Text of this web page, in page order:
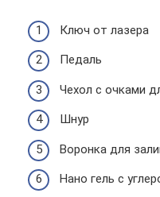
Ключ от лазера
Педаль
Чехол с очками
Шнур
Воронка для
Нано гель с